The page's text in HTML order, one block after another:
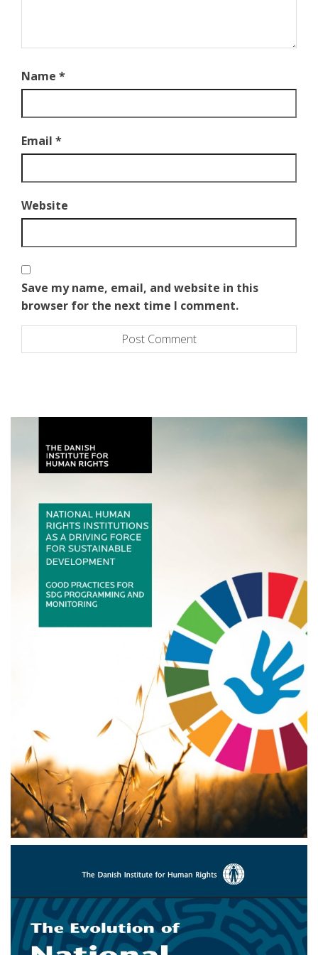
Name *
Email *
Website
Save my name, email, and website in this
browser for the next time I comment.